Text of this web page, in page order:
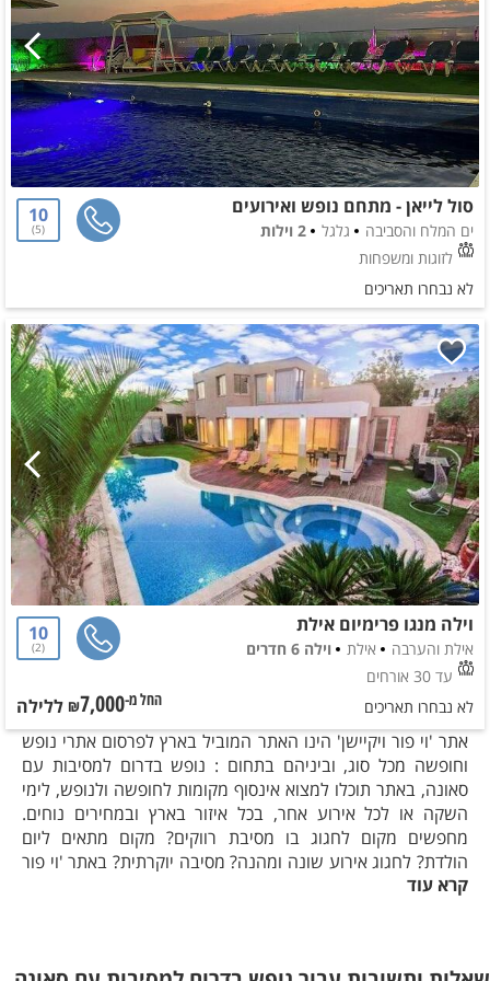
סול לייאן - מתחם נופש ואירועים
ים המלח והסביבה גלגל
2 וילות
לזוגות ומשפחות
10
5
לא נבחרו תאריכים
וילה מנגו פרימיום אילת
אילת והערבה אילת
וילה 6 חדרים
עד 30 אורחים
10
2
לא נבחרו תאריכים החל מ-₪7,000 ללילה
קרא עוד
אתר 'וי פור ויקיישן' הינו האתר המוביל בארץ לפרסום אתרי נופש
וחופשה מכל סוג, וביניהם בתחום : נופש בדרום למסיבות עם
סאונה, באתר תוכלו למצוא אינסוף מקומות לחופשה ולנופש, לימי
השקה או לכל אירוע אחר, בכל איזור בארץ ובמחירים נוחים.
מחפשים מקום לחגוג בו מסיבת רווקים? מקום מתאים ליום
הולדת? לחגוג אירוע שונה ומהנה? מסיבה יוקרתית? באתר 'וי פור
ויקיישן' תוכלו למצוא מגוון אדיר של אתרי נופש המאורגנים לפי